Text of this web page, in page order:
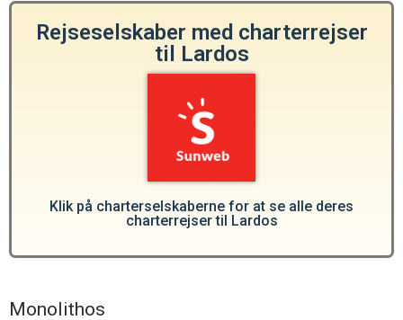
Rejseselskaber med charterrejser
til Lardos
Klik på charterselskaberne for at se alle deres
charterrejser til Lardos
Monolithos